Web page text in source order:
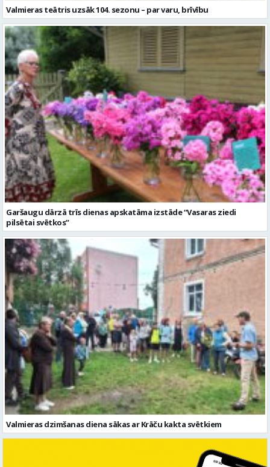
Valmieras teātris uzsāk 104. sezonu – par varu, brīvību
Garšaugu dārzā trīs dienas apskatāma izstāde “Vasaras ziedi
pilsētai svētkos”
Valmieras dzimšanas diena sākas ar Krāču kakta svētkiem